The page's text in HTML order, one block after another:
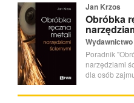
Jan Krzos
Obróbka
Poradnik
narzędziami
dla osób